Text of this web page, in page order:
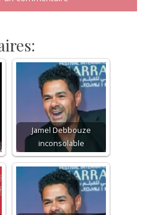
Jamel Debbouze
inconsolable